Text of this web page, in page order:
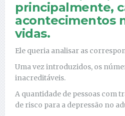
principalmente,
acontecimentos
vidas.
Ele queria analisar as
Uma vez introduzidos, os
inacreditáveis.
A quantidade de pessoas com
de risco para a depressão no